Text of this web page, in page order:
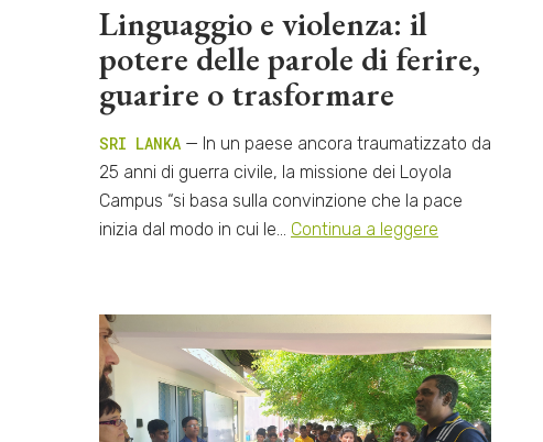
Linguaggio e violenza: il
potere delle parole di ferire,
guarire o trasformare
SRI LANKA — In un paese ancora traumatizzato da
25 anni di guerra civile, la missione dei Loyola
Campus “si basa sulla convinzione che la pace
inizia dal modo in cui le… Continua a leggere